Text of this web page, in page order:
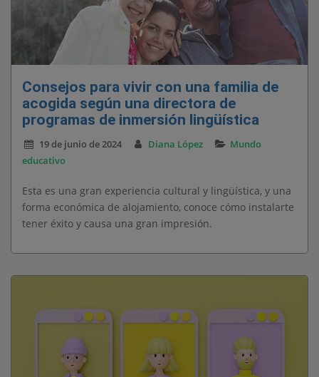
Consejos para vivir con una familia de
acogida según una directora de
programas de inmersión lingüística
19 de junio de 2024 Diana López
Mundo
educativo
Esta es una gran experiencia cultural y lingüística, y una
forma económica de alojamiento, conoce cómo instalarte
tener éxito y causa una gran impresión.